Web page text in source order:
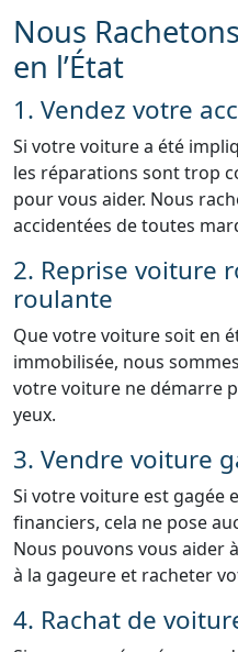
Nous
en l’État
1. Vendez votre
Si votre voiture a été
les réparations sont trop
pour vous aider. Nous
accidentées de toutes
2. Reprise voiture
roulante
Que votre voiture soit en
immobilisée, nous
votre voiture ne démarre
yeux.
3. Vendre voiture
Si votre voiture est gagée
financiers, cela ne pose
Nous pouvons vous aider
à la gageure et racheter
4. Rachat de